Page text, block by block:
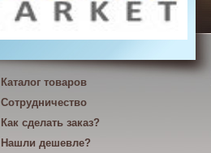
Каталог товаров
Сотрудничество
Как сделать заказ?
Нашли дешевле?